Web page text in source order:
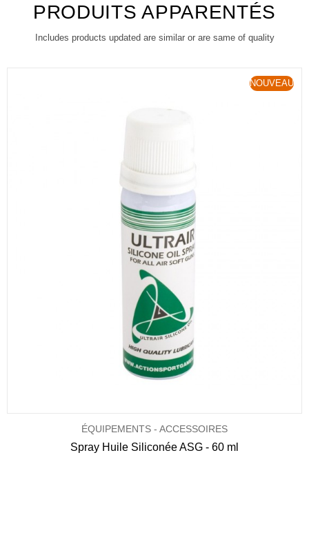
PRODUITS APPARENTÉS
Includes products updated are similar or are same of quality
NOUVEAU
ÉQUIPEMENTS - ACCESSOIRES
Spray Huile Siliconée ASG - 60 ml